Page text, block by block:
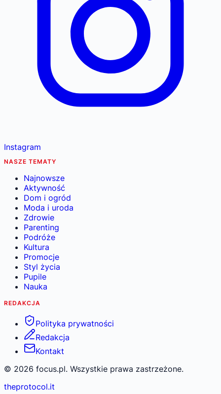
Instagram
NASZE TEMATY
Najnowsze
Aktywność
Dom i ogród
Moda i uroda
Zdrowie
Parenting
Podróże
Kultura
Promocje
Styl życia
Pupile
Nauka
REDAKCJA
Polityka prywatności
Redakcja
Kontakt
© 2026 focus.pl. Wszystkie prawa zastrzeżone.
theprotocol.it